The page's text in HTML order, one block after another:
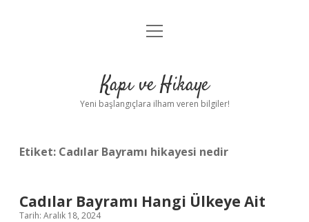
Anasayfa
Yasal Uyarı
menüyü
Kapı ve Hikaye
Yeni başlangıçlara ilham veren bilgiler!
Etiket: Cadılar Bayramı hikayesi nedir
Cadılar Bayramı Hangi Ülkeye Ait
Tarih: Aralık 18, 2024